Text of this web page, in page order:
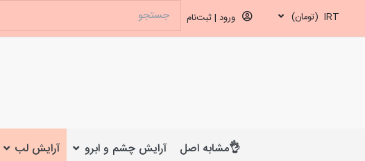
IRT (تومان) ورود | ثبت‌نام
👌مشابه اصل آرایش چشم و ابرو آرایش لب